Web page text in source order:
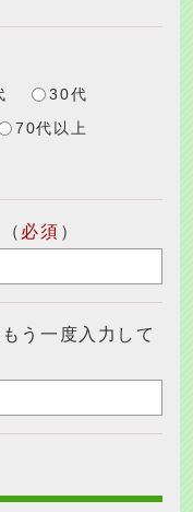
30代
70代以上
必須 ）
う一度入力して